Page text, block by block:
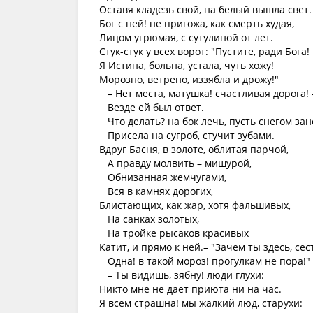
Оставя кладезь свой, на белый вышла свет.
Бог с ней! не пригожа, как смерть худая,
Лицом угрюмая, с сутулиной от лет.
Стук-стук у всех ворот: "Пустите, ради Бога!
Я Истина, больна, устала, чуть хожу!
Морозно, ветрено, иззябла и дрожу!"
– Нет места, матушка! счастливая дорога!
Везде ей был ответ.
Что делать? на бок лечь, пусть снегом
Присела на сугроб, стучит зубами.
Вдруг Басня, в золоте, облитая парчой,
А правду молвить – мишурой,
Обнизанная жемчугами,
Вся в камнях дорогих,
Блистающих, как жар, хотя фальшивых,
На санках золотых,
На тройке рысаков красивых
Катит, и прямо к ней.– "Зачем ты здесь,
Одна! в такой мороз! прогулкам не пора!"
– Ты видишь, зябну! люди глухи:
Никто мне не дает приюта ни на час.
Я всем страшна! мы жалкий люд, старухи: